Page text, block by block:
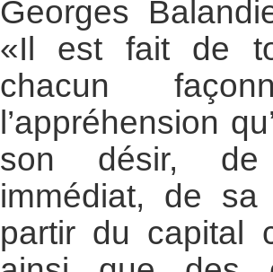
Georges
«Il est fait de
chacun
l’appréhension
son désir, de
immédiat, de
partir du capital